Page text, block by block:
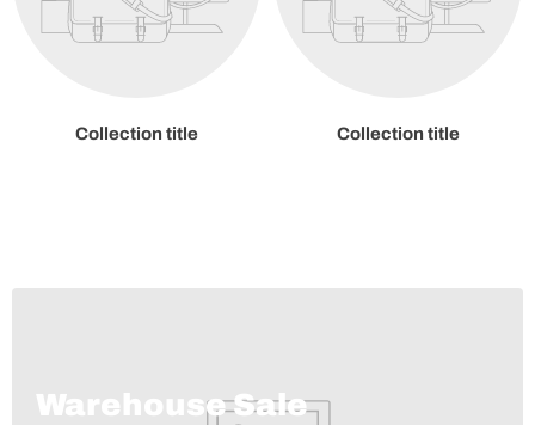
Collection title Collection title
Warehouse Sale